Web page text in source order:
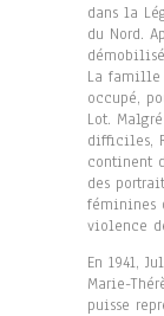
dans la
du Nord.
La famille
occupé,
Lot.
difficiles,
continent
des
féminines
violence
En 1941,
Marie-
puisse